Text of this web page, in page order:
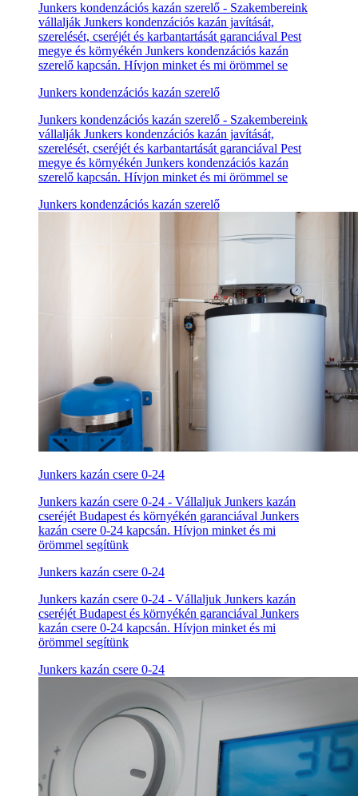
Junkers kondenzációs kazán szerelő - Szakembereink
vállalják Junkers kondenzációs kazán javítását,
szerelését, cseréjét és karbantartását garanciával Pest
megye és környékén Junkers kondenzációs kazán
szerelő kapcsán. Hívjon minket és mi örömmel se
Junkers kondenzációs kazán szerelő
Junkers kondenzációs kazán szerelő - Szakembereink
vállalják Junkers kondenzációs kazán javítását,
szerelését, cseréjét és karbantartását garanciával Pest
megye és környékén Junkers kondenzációs kazán
szerelő kapcsán. Hívjon minket és mi örömmel se
Junkers kondenzációs kazán szerelő
Junkers kazán csere 0-24
Junkers kazán csere 0-24 - Vállaljuk Junkers kazán
cseréjét Budapest és környékén garanciával Junkers
kazán csere 0-24 kapcsán. Hívjon minket és mi
örömmel segítünk
Junkers kazán csere 0-24
Junkers kazán csere 0-24 - Vállaljuk Junkers kazán
cseréjét Budapest és környékén garanciával Junkers
kazán csere 0-24 kapcsán. Hívjon minket és mi
örömmel segítünk
Junkers kazán csere 0-24